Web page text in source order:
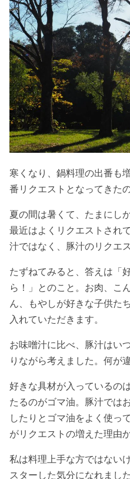
寒くなり、鍋料理の出番も
番リクエストとなってきた
夏の間は暑くて、たまにし
最近はよくリクエストされ
汁ではなく、豚汁のリクエ
たずねてみると、答えは「
ら！」とのこと。お肉、こ
ん、もやしが好きな子供た
入れていただきます。
お味噌汁に比べ、豚汁はい
りながら考えました。何が
好きな具材が入っているの
たるのがゴマ油。豚汁では
したりとゴマ油をよく使っ
がリクエストの増えた理由
私は料理上手な方ではない
スターした気分になれました